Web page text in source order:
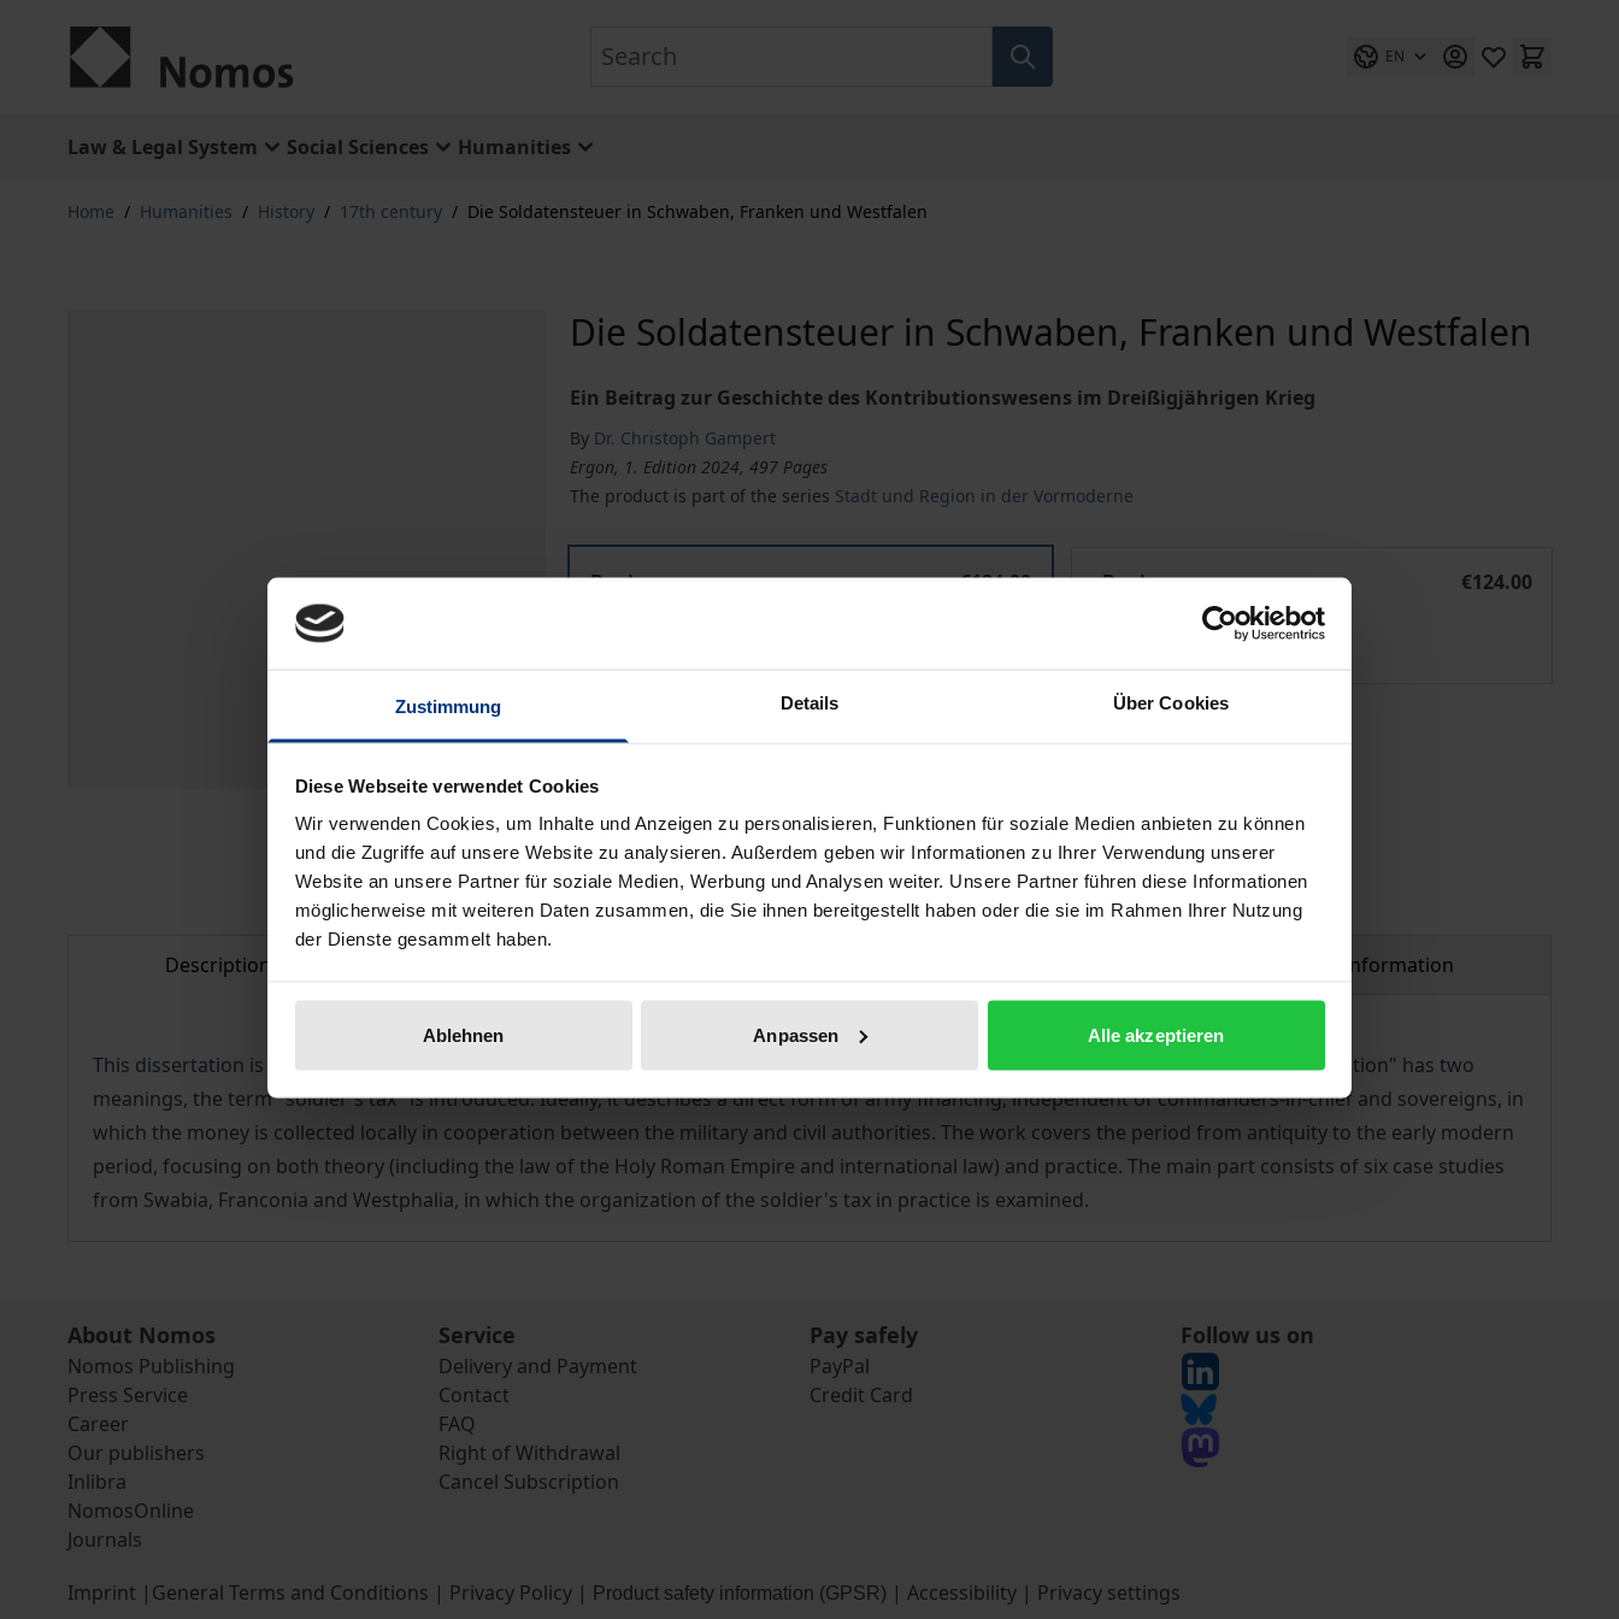
Zustimmung Details Über Cookies
Diese Webseite verwendet Cookies
Wir verwenden Cookies, um Inhalte und Anzeigen zu personalisieren, Funktionen für soziale Medien anbieten zu können
und die Zugriffe auf unsere Website zu analysieren. Außerdem geben wir Informationen zu Ihrer Verwendung unserer
Website an unsere Partner für soziale Medien, Werbung und Analysen weiter. Unsere Partner führen diese Informationen
möglicherweise mit weiteren Daten zusammen, die Sie ihnen bereitgestellt haben oder die sie im Rahmen Ihrer Nutzung
der Dienste gesammelt haben.
Ablehnen Anpassen Alle akzeptieren
EN
Law & Legal System Social Sciences Humanities
Home / Humanities / History / 17th century / Die Soldatensteuer in Schwaben, Franken und Westfalen
Die Soldatensteuer in Schwaben, Franken und Westfalen
Ein Beitrag zur Geschichte des Kontributionswesens im Dreißigjährigen Krieg
By Dr. Christoph Gampert
Ergon, 1. Edition 2024, 497 Pages
The product is part of the series Stadt und Region in der Vormoderne
Book
€124.00
eBook
€124.00
ISBN 978-3-98740-057-5
Prices include VAT. Depending on the delivery address, VAT may vary at checkout.
Delivery cost notice
Description Product safety information
This dissertation is the first to examine the soldier's tax as a special case of the tribute system during the Thirty Years' War. Since "contribution" has two
meanings, the term "soldier's tax" is introduced. Ideally, it describes a direct form of army financing, independent of commanders-in-chief and sovereigns, in
which the money is collected locally in cooperation between the military and civil authorities. The work covers the period from antiquity to the early modern
period, focusing on both theory (including the law of the Holy Roman Empire and international law) and practice. The main part consists of six case studies
from Swabia, Franconia and Westphalia, in which the organization of the soldier's tax in practice is examined.
About Nomos
Nomos Publishing
Press Service
Career
Our publishers
Inlibra
NomosOnline
Journals
Service
Delivery and Payment
Contact
FAQ
Right of Withdrawal
Cancel Subscription
Pay safely
PayPal
Credit Card
Follow us on
Imprint | General Terms and Conditions | Privacy Policy | Product safety information (GPSR) | Accessibility | Privacy settings